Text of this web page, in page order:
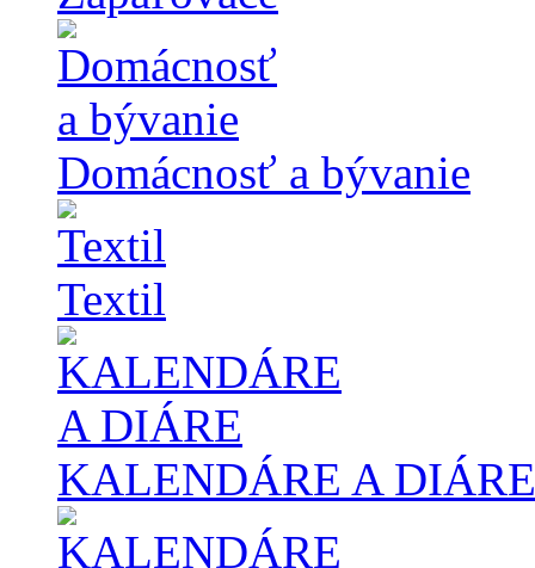
Domácnosť a bývanie
Textil
KALENDÁRE A DIÁRE